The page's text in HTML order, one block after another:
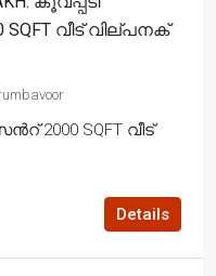
വീട് വില്പനക്
2000 SQFT വീട്
Details